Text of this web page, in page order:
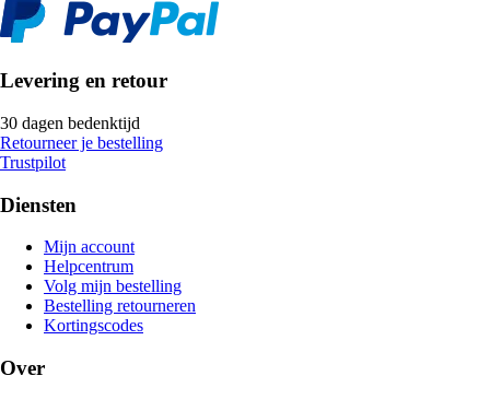
Levering en retour
30 dagen bedenktijd
Retourneer je bestelling
Trustpilot
Diensten
Mijn account
Helpcentrum
Volg mijn bestelling
Bestelling retourneren
Kortingscodes
Over